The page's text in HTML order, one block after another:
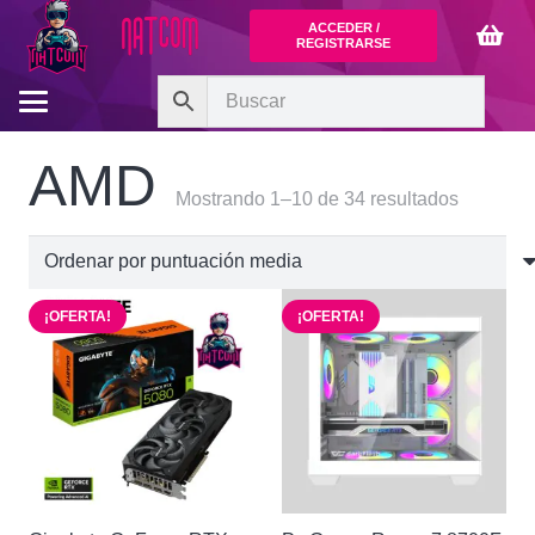
ACCEDER /
REGISTRARSE
AMD Mostrando 1–10 de 34 resultados
por
¡OFERTA! ¡OFERTA!